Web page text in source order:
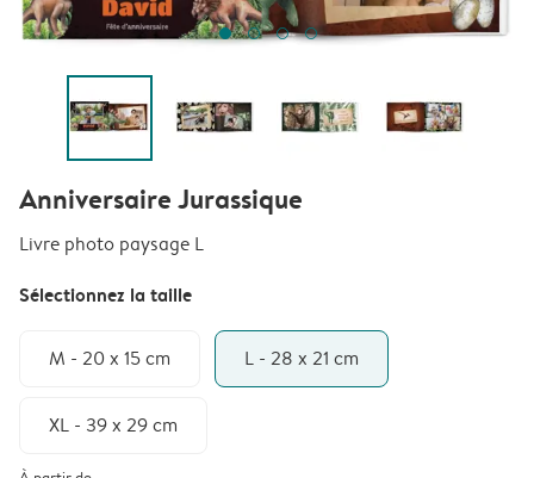
Anniversaire Jurassique
Livre photo paysage L
Sélectionnez la taille
M - 20 x 15 cm L - 28 x 21 cm
XL - 39 x 29 cm